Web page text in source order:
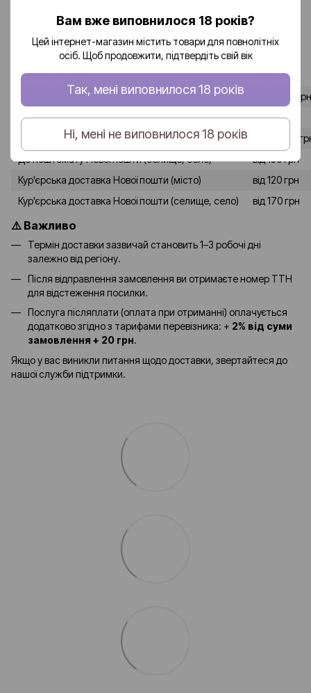
Вам вже виповнилося 18 років?
Цей інтернет-магазин містить товари для повнолітніх
осіб. Щоб продовжити, підтвердіть свій вік
Так, мені виповнилося 18 років
Ні, мені не виповнилося 18 років
🚚 Вартість доставки
Доставка замовлень по Україні здійснюється службою «Нова
Спосіб доставки Вартість
До відділення Нової пошти (місто)
від 80-90 грн
До відділення Нової пошти (селище, село)
від 120 грн
До поштомату Нової пошти (місто)
від 90-100
До поштомату Нової пошти (селище, село)
від 130 грн
Кур'єрська доставка Нової пошти (місто)
від 120 грн
Кур'єрська доставка Нової пошти (селище, село)
від 170 грн
⚠️ Важливо
Термін доставки зазвичай становить 1–3 робочі дні
залежно від регіону.
Після відправлення замовлення ви отримаєте номер ТТН
для відстеження посилки.
Послуга післяплати (оплата при отриманні) оплачується
додатково згідно з тарифами перевізника: + 2% від суми
замовлення + 20 грн.
Якщо у вас виникли питання щодо доставки, звертайтеся до
нашої служби підтримки.